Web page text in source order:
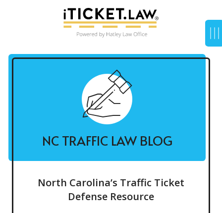
NC TRAFFIC LAW BLOG
North Carolina’s Traffic Ticket
Defense Resource